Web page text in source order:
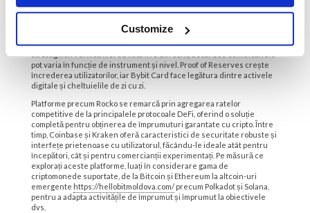
Customize
Dacă preferi o opțiune orientată spre SUA, cu conformitate puternică,
Kraken este o alternativă fiabilă. Unele exchangeuri sunt specializate
în perpetual futures și opțiuni, nu în spot. Oferă levier, portfolio
margin și tipuri de ordine avansate pentru hedging sau construirea
strategiilor. Verifică mereu lista live din cont, deoarece comisioanele
pot varia în funcție de instrument și nivel. Proof of Reserves crește
încrederea utilizatorilor, iar Bybit Card face legătura dintre activele
digitale și cheltuielile de zi cu zi.
Platforme precum Rocko se remarcă prin agregarea ratelor
competitive de la principalele protocoale DeFi, oferind o soluție
completă pentru obținerea de împrumuturi garantate cu cripto. Între
timp, Coinbase și Kraken oferă caracteristici de securitate robuste și
interfețe prietenoase cu utilizatorul, făcându-le ideale atât pentru
începători, cât și pentru comercianții experimentați. Pe măsură ce
explorați aceste platforme, luați în considerare gama de
criptomonede suportate, de la Bitcoin și Ethereum la altcoin-uri
emergente https://hellobitmoldova.com/precum Polkadot și Solana,
pentru a adapta activitățile de împrumut și împrumut la obiectivele
dvs.